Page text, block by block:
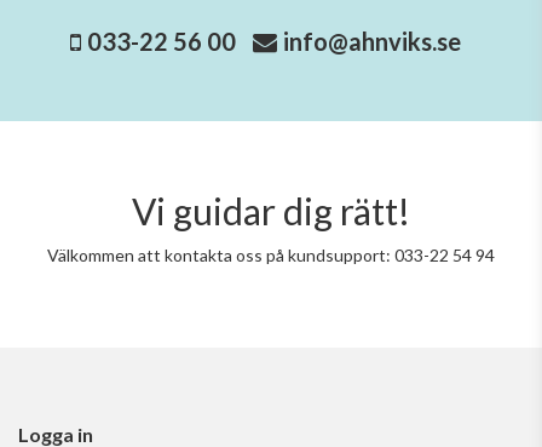
033-22 56 00 info@ahnviks.se
Vi guidar dig rätt!
Välkommen att kontakta oss på kundsupport: 033-22 54 94
Logga in